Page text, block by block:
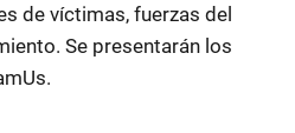
de víctimas, fuerzas del
Se presentarán los